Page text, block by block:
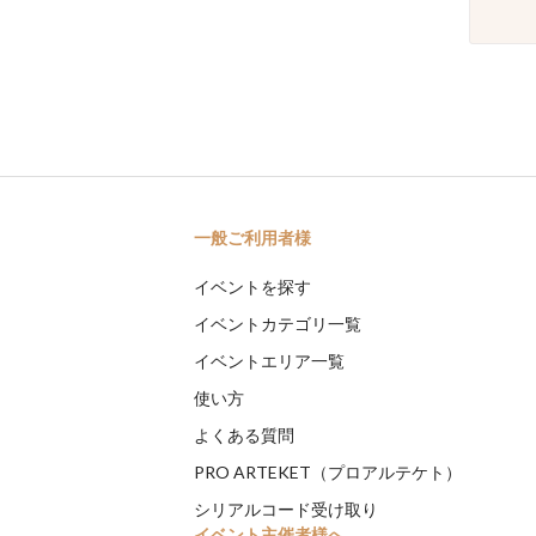
一般ご利用者様
イベントを探す
イベントカテゴリ一覧
イベントエリア一覧
使い方
よくある質問
PRO ARTEKET（プロアルテケト）
シリアルコード受け取り